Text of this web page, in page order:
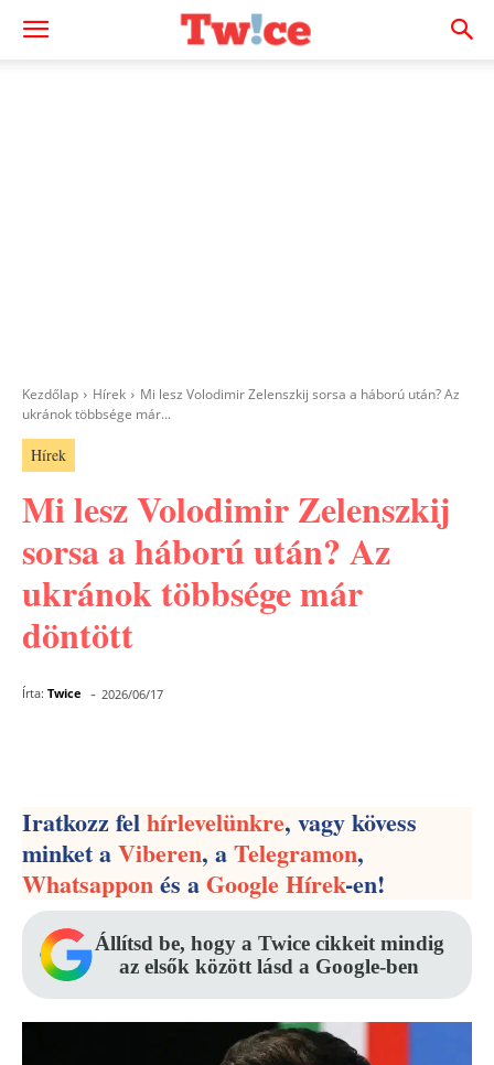
Kezdőlap Hírek
Mi lesz Volodimir Zelenszkij sorsa a háború után? Az
ukránok többsége már...
Hírek
Mi lesz Volodimir Zelenszkij
sorsa a háború után? Az
ukránok többsége már
döntött
Írta: Twice - 2026/06/17
Iratkozz felhírlevelünkre, vagy kövess
minket aViberen, aTelegramon,
Whatsapponés aGoogle Hírek-en!
Állítsd be, hogy a Twice cikkeit mindig
az elsők között lásd a Google-ben